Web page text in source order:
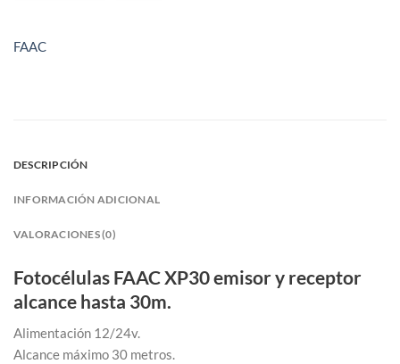
FAAC
DESCRIPCIÓN
INFORMACIÓN ADICIONAL
VALORACIONES (0)
Fotocélulas FAAC XP30 emisor y receptor
alcance hasta 30m.
Alimentación 12/24v.
Alcance máximo 30 metros.